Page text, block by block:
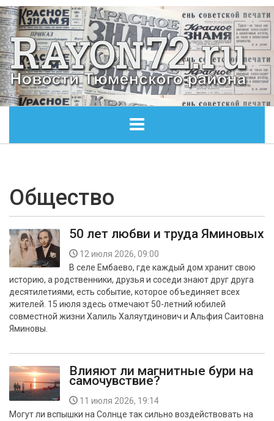
ОБЩЕСТВО
ЭКОНОМИКА
КУЛЬТУРА
БЕЗОПАСНОСТЬ
Общество
50 лет любви и труда Яминовых
12 июля 2026, 09:00
В селе Ембаево, где каждый дом хранит свою
историю, а родственники, друзья и соседи знают друг друга
десятилетиями, есть событие, которое объединяет всех
жителей. 15 июля здесь отмечают 50-летний юбилей
совместной жизни Халиль Халяутдинович и Альфия Саитовна
Яминовы.
Влияют ли магнитные бури на
самочувствие?
11 июля 2026, 19:14
Могут ли вспышки на Солнце так сильно воздействовать на